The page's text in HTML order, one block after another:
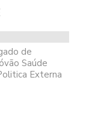
de
Saúde
Externa